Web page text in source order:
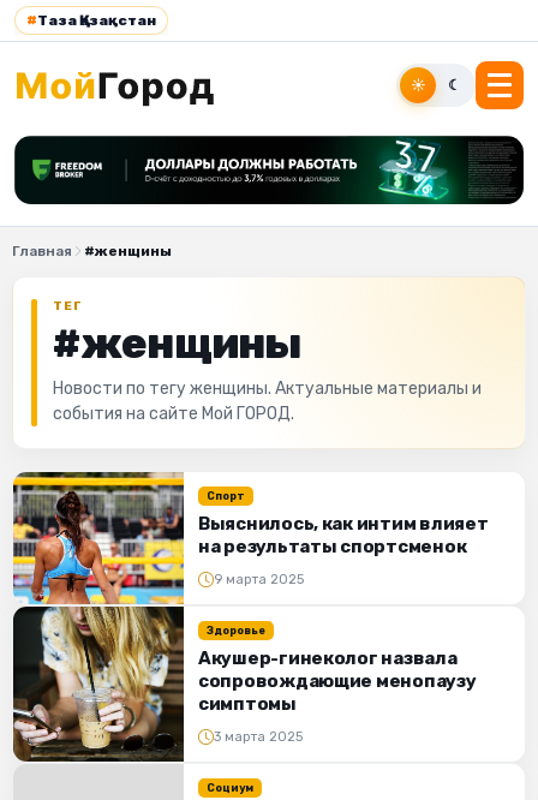
#Таза Қазақстан
☀ ☾
Главная #женщины
ТЕГ
#женщины
Новости по тегу женщины. Актуальные материалы и
события на сайте Мой ГОРОД.
Спорт
Выяснилось, как интим влияет
на результаты спортсменок
9 марта 2025
Здоровье
Акушер-гинеколог назвала
сопровождающие менопаузу
симптомы
3 марта 2025
Социум